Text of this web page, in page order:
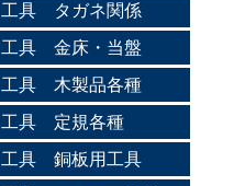
工具 タガネ関係
工具 金床・当盤
工具 木製品各種
工具 定規各種
工具 銅板用工具